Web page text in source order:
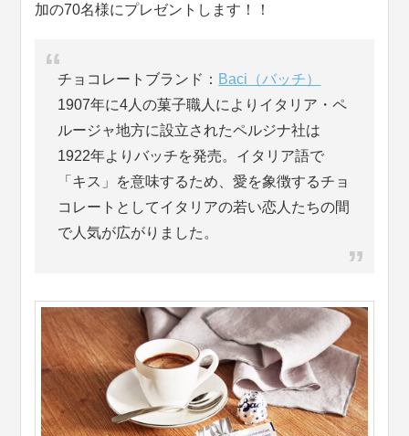
加の70名様にプレゼントします！！
チョコレートブランド： Baci（バッチ）
1907年に4人の菓子職人によりイタリア・ペ
ルージャ地方に設立されたペルジナ社は
1922年よりバッチを発売。イタリア語で
「キス」を意味するため、愛を象徴するチョ
コレートとしてイタリアの若い恋人たちの間
で人気が広がりました。